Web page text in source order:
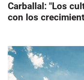
Carballal: "Los
con los